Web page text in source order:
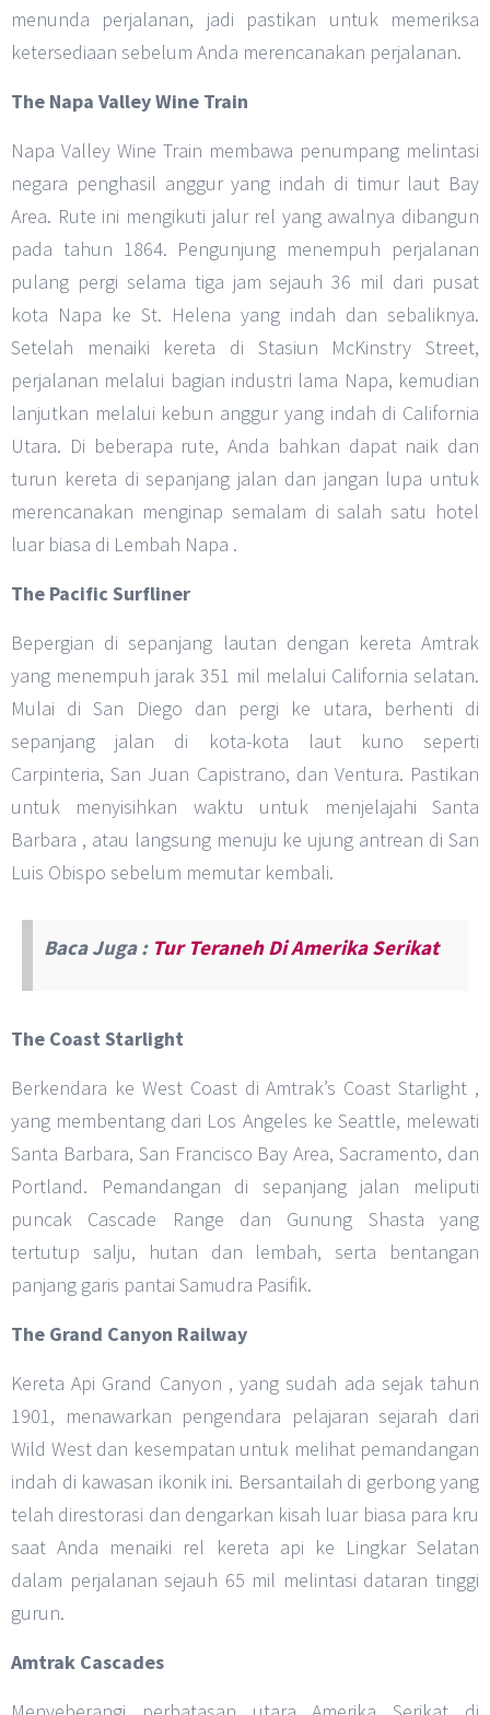
menunda perjalanan, jadi pastikan untuk memeriksa
ketersediaan sebelum Anda merencanakan perjalanan.
The Napa Valley Wine Train
Napa Valley Wine Train membawa penumpang melintasi
negara penghasil anggur yang indah di timur laut Bay
Area. Rute ini mengikuti jalur rel yang awalnya dibangun
pada tahun 1864. Pengunjung menempuh perjalanan
pulang pergi selama tiga jam sejauh 36 mil dari pusat
kota Napa ke St. Helena yang indah dan sebaliknya.
Setelah menaiki kereta di Stasiun McKinstry Street,
perjalanan melalui bagian industri lama Napa, kemudian
lanjutkan melalui kebun anggur yang indah di California
Utara. Di beberapa rute, Anda bahkan dapat naik dan
turun kereta di sepanjang jalan dan jangan lupa untuk
merencanakan menginap semalam di salah satu hotel
luar biasa di Lembah Napa .
The Pacific Surfliner
Bepergian di sepanjang lautan dengan kereta Amtrak
yang menempuh jarak 351 mil melalui California selatan.
Mulai di San Diego dan pergi ke utara, berhenti di
sepanjang jalan di kota-kota laut kuno seperti
Carpinteria, San Juan Capistrano, dan Ventura. Pastikan
untuk menyisihkan waktu untuk menjelajahi Santa
Barbara , atau langsung menuju ke ujung antrean di San
Luis Obispo sebelum memutar kembali.
Baca Juga : Tur Teraneh Di Amerika Serikat
The Coast Starlight
Berkendara ke West Coast di Amtrak’s Coast Starlight ,
yang membentang dari Los Angeles ke Seattle, melewati
Santa Barbara, San Francisco Bay Area, Sacramento, dan
Portland. Pemandangan di sepanjang jalan meliputi
puncak Cascade Range dan Gunung Shasta yang
tertutup salju, hutan dan lembah, serta bentangan
panjang garis pantai Samudra Pasifik.
The Grand Canyon Railway
Kereta Api Grand Canyon , yang sudah ada sejak tahun
1901, menawarkan pengendara pelajaran sejarah dari
Wild West dan kesempatan untuk melihat pemandangan
indah di kawasan ikonik ini. Bersantailah di gerbong yang
telah direstorasi dan dengarkan kisah luar biasa para kru
saat Anda menaiki rel kereta api ke Lingkar Selatan
dalam perjalanan sejauh 65 mil melintasi dataran tinggi
gurun.
Amtrak Cascades